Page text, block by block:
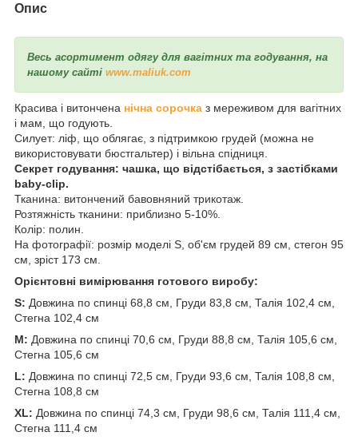
Опис
Весь асортимент одягу для вагітних та годування, на
нашому сайті www.maliuk.com
Красива і витончена нічна сорочка з мереживом для вагітних
і мам, що годують.
Силует: ліф, що облягає, з підтримкою грудей (можна не
використовувати бюстгальтер) і вільна спідниця.
Секрет годування: чашка, що відстібається, з застібками
baby-clip.
Тканина: витончений бавовняний трикотаж.
Розтяжність тканини: приблизно 5-10%.
Колір: полин.
На фотографії: розмір моделі S, об'єм грудей 89 см, стегон 95
см, зріст 173 см.
Орієнтовні вимірювання готового виробу:
S: Довжина по спинці 68,8 см, Груди 83,8 см, Талія 102,4 см,
Стегна 102,4 см
M: Довжина по спинці 70,6 см, Груди 88,8 см, Талія 105,6 см,
Стегна 105,6 см
L: Довжина по спинці 72,5 см, Груди 93,6 см, Талія 108,8 см,
Стегна 108,8 см
XL: Довжина по спинці 74,3 см, Груди 98,6 см, Талія 111,4 см,
Стегна 111,4 см